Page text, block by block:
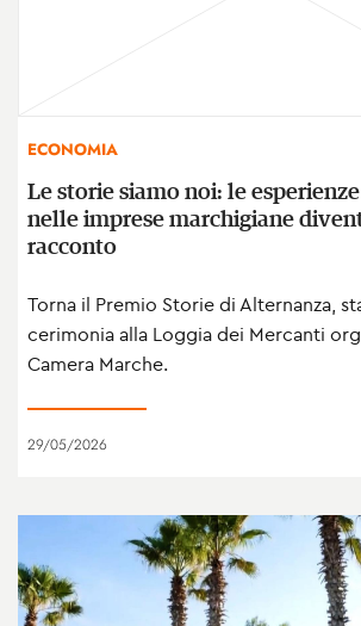
ECONOMIA
Le storie siamo noi: le
nelle imprese marchigiane
racconto
Torna il Premio Storie di Alternanza,
cerimonia alla Loggia dei Mercanti
Camera Marche.
29/05/2026